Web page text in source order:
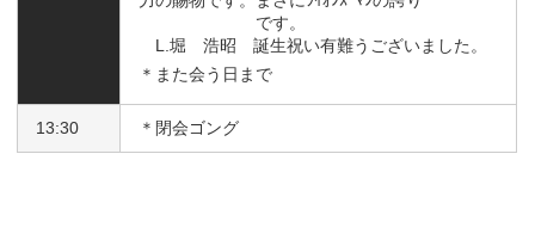
です。
L.堀 浩昭 誕生祝い有難うございました。
＊また会う日まで
13:30 ＊閉会ゴング